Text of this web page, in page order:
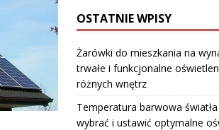
OSTATNIE WPISY
Żarówki do mieszkania na
trwałe i funkcjonalne
różnych wnętrz
Temperatura barwowa
wybrać i ustawić optymalne